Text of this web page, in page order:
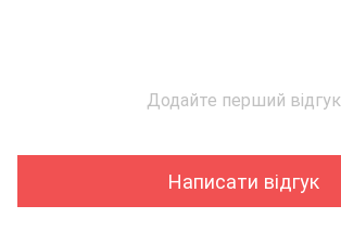
Додайте перший відгук
Написати відгук